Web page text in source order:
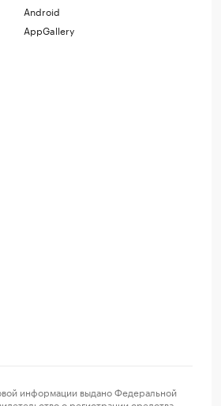
Android
AppGallery
информации выдано Федеральной